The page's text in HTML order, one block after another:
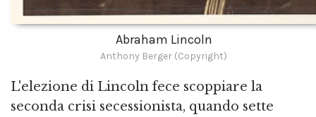
Abraham Lincoln
Anthony Berger (Copyright)
L'elezione di Lincoln fece scoppiare la
seconda crisi secessionista, quando sette